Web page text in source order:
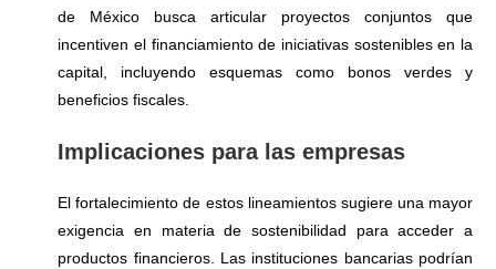
de México busca articular proyectos conjuntos que
incentiven el financiamiento de iniciativas sostenibles en la
capital, incluyendo esquemas como bonos verdes y
beneficios fiscales.
Implicaciones para las empresas
El fortalecimiento de estos lineamientos sugiere una mayor
exigencia en materia de sostenibilidad para acceder a
productos financieros. Las instituciones bancarias podrían